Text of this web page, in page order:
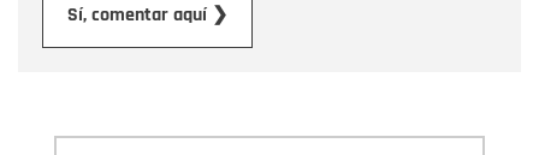
Sí, comentar aquí ❯